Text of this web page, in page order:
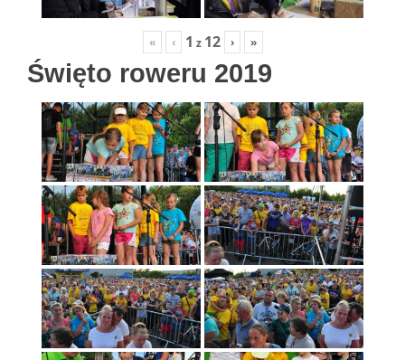
« ‹ 1 z 12 › »
Święto roweru 2019